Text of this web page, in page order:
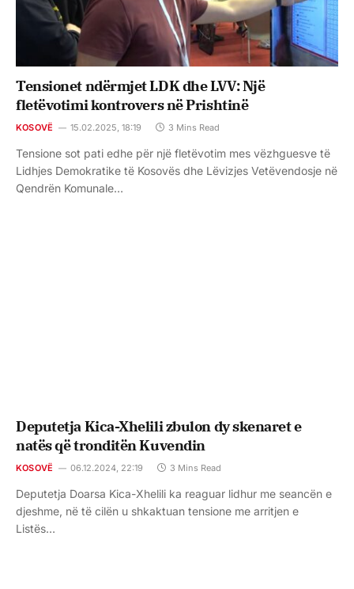
Tensionet ndërmjet LDK dhe LVV: Një
fletëvotimi kontrovers në Prishtinë
KOSOVË 15.02.2025, 18:19 3 Mins Read
Tensione sot pati edhe për një fletëvotim mes vëzhguesve të
Lidhjes Demokratike të Kosovës dhe Lëvizjes Vetëvendosje në
Qendrën Komunale…
Deputetja Kica-Xhelili zbulon dy skenaret e
natës që tronditën Kuvendin
KOSOVË 06.12.2024, 22:19 3 Mins Read
Deputetja Doarsa Kica-Xhelili ka reaguar lidhur me seancën e
djeshme, në të cilën u shkaktuan tensione me arritjen e
Listës…